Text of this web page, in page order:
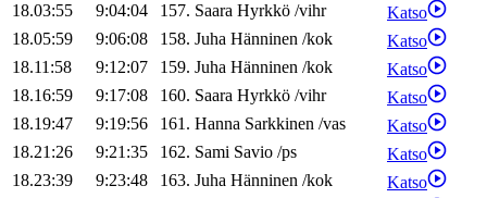
18.03:55
9:04:04 157. Saara Hyrkkö /vihr
Katso
18.05:59
9:06:08 158. Juha Hänninen /kok
Katso
18.11:58
9:12:07 159. Juha Hänninen /kok
Katso
18.16:59
9:17:08 160. Saara Hyrkkö /vihr
Katso
18.19:47
9:19:56 161. Hanna Sarkkinen /vas
Katso
18.21:26
9:21:35 162. Sami Savio /ps
Katso
18.23:39
9:23:48 163. Juha Hänninen /kok
Katso